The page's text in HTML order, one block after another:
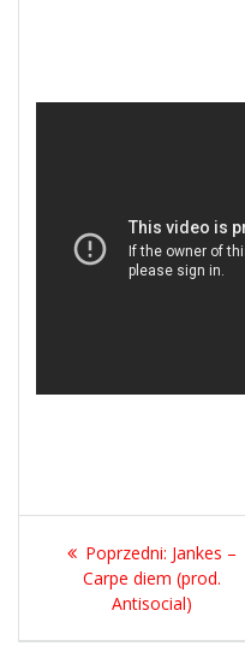
Nawigacja
wpisu
Poprzedni: Poprzedni
wpis:
Jankes –
Carpe diem (prod.
Antisocial)